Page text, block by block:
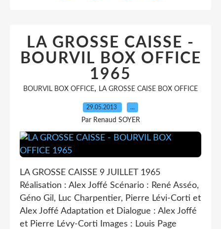
LA GROSSE CAISSE -
BOURVIL BOX OFFICE
1965
BOURVIL BOX OFFICE, LA GROSSE CAISE BOX OFFICE
29.05.2013 …
Par Renaud SOYER
LA GROSSE CAISSE 9 JUILLET 1965
Réalisation : Alex Joffé Scénario : René Asséo,
Géno Gil, Luc Charpentier, Pierre Lévi-Corti et
Alex Joffé Adaptation et Dialogue : Alex Joffé
et Pierre Lévy-Corti Images : Louis Page